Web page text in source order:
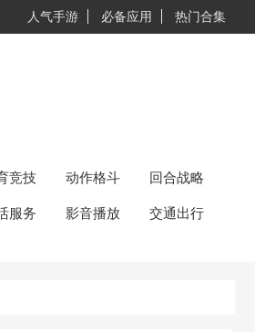
人气手游 必备应用 热门合集
竞技 动作格斗 回合战略
服务 影音播放 交通出行